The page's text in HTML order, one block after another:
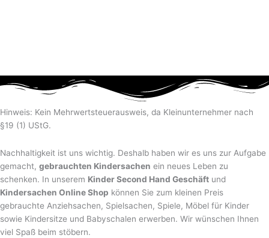
Hinweis: Kein Mehrwertsteuerausweis, da Kleinunternehmer nach
§19 (1) UStG.
Nachhaltigkeit ist uns wichtig. Deshalb haben wir es uns zur Aufgabe
gemacht, gebrauchten Kindersachen ein neues Leben zu
schenken. In unserem Kinder Second Hand Geschäft und
Kindersachen Online Shop können Sie zum kleinen Preis
gebrauchte Anziehsachen, Spiel­sachen, Spiele, Möbel für Kinder
sowie Kindersitze und Babyschalen erwerben. Wir wünschen Ihnen
viel Spaß beim stöbern.